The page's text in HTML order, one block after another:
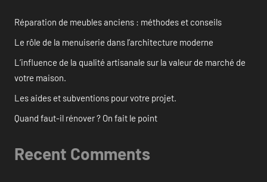
Réparation de meubles anciens : méthodes et conseils
Le rôle de la menuiserie dans l’architecture moderne
L’influence de la qualité artisanale sur la valeur de marché de
votre maison.
Les aides et subventions pour votre projet.
Quand faut-il rénover ? On fait le point
Recent Comments